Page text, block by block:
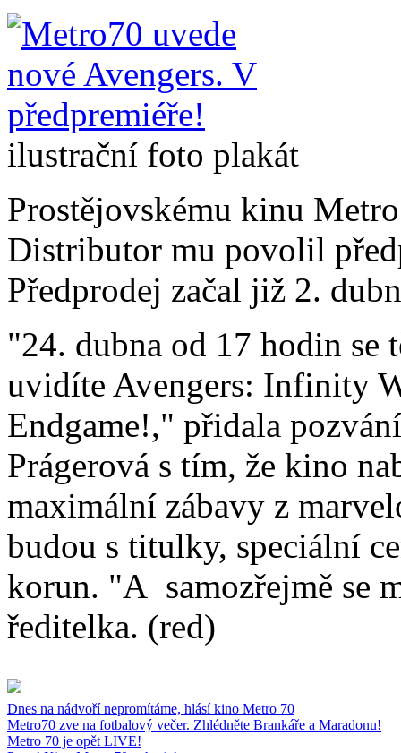
ilustrační foto plakát
Prostějovskému kinu
Distributor mu povolil
Předprodej začal již 2.
"24. dubna od 17 hodin se
uvidíte Avengers: Infinity
Endgame!," přidala
Prágerová s tím, že kino
maximální zábavy z
budou s titulky, speciální
korun. "A samozřejmě se
ředitelka. (red)
Dnes na nádvoří nepromítáme, hlásí kino Metro 70
Metro70 zve na fotbalový večer. Zhlédněte Brankáře a Maradonu!
Metro 70 je opět LIVE!